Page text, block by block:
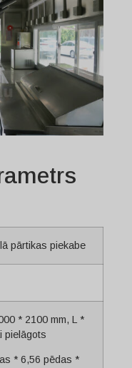
pārtikas piekabe
* 2100 mm, L *
pielāgots
* 6,56 pēdas *